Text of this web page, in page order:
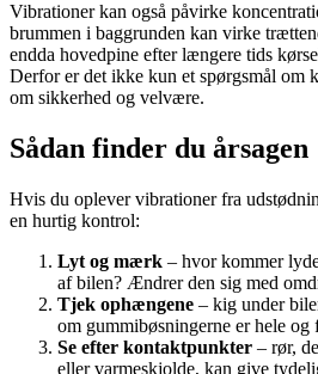
Vibrationer kan også påvirke
brummen i baggrunden kan virke
endda hovedpine efter længere tids
Derfor er det ikke kun et spørgsmål om
om sikkerhed og velvære.
Sådan finder du årsagen
Hvis du oplever vibrationer fra
en hurtig kontrol:
Lyt og mærk – hvor kommer
af bilen? Ændrer den sig med
Tjek ophængene – kig under
om gummibøsningerne er hele og
Se efter kontaktpunkter – rør,
eller varmeskjolde, kan give